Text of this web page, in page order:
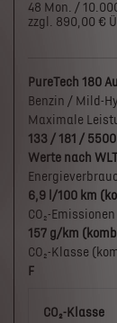
48 Mon. /
zzgl. 890,00 €
PureTech 180
Benzin / Mild-
Maximale
133 / 181 / 5500
Werte nach
6,9 l/100 km
CO₂-Emissionen
157 g/km
CO₂-Klasse
F
CO₂-Klasse